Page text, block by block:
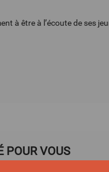
à être à l’écoute de ses
POUR VOUS